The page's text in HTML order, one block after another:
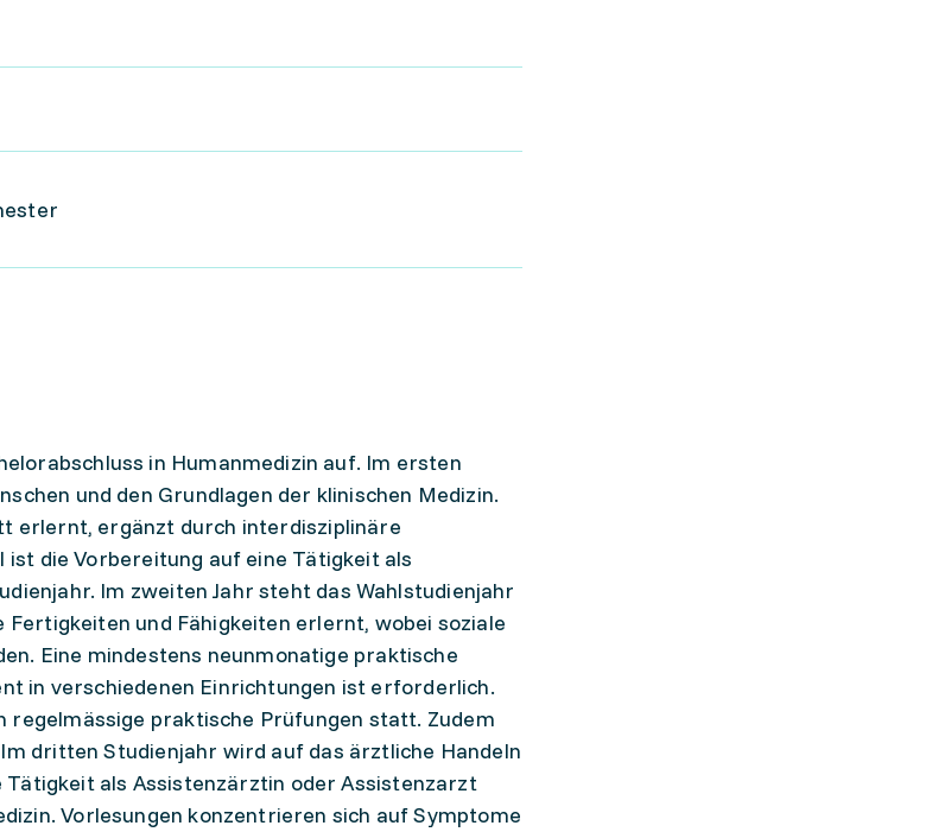
in Humanmedizin auf. Im ersten
und den Grundlagen der klinischen Medizin.
erlernt, ergänzt durch interdisziplinäre
ist die Vorbereitung auf eine Tätigkeit als
Im zweiten Jahr steht das Wahlstudienjahr
und Fähigkeiten erlernt, wobei soziale
Eine mindestens neunmonatige praktische
in verschiedenen Einrichtungen ist erforderlich.
regelmässige praktische Prüfungen statt. Zudem
dritten Studienjahr wird auf das ärztliche Handeln
als Assistenzärztin oder Assistenzarzt
Vorlesungen konzentrieren sich auf Symptome